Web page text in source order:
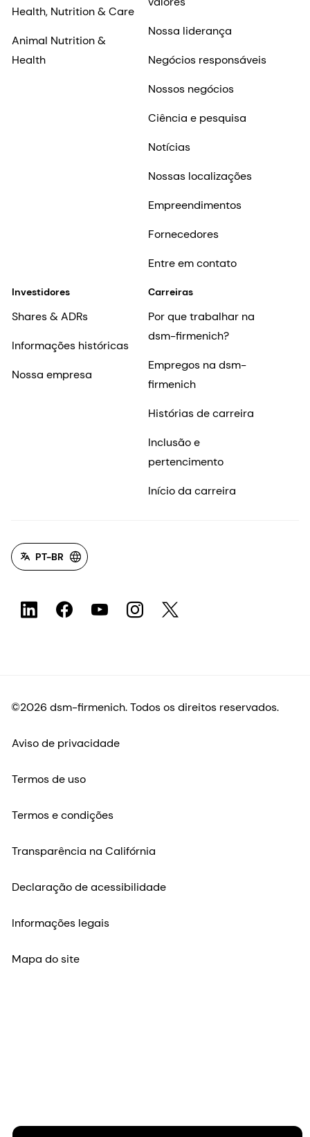
Health, Nutrition & Care
Animal Nutrition &
Health
Nossa liderança
Negócios responsáveis
Nossos negócios
Ciência e pesquisa
Notícias
Nossas localizações
Empreendimentos
Fornecedores
Entre em contato
Investidores
Shares & ADRs
Informações históricas
Nossa empresa
Carreiras
Por que trabalhar na
dsm-firmenich?
Empregos na dsm-
firmenich
Histórias de carreira
Inclusão e
pertencimento
Início da carreira
PT-BR
©2026 dsm-firmenich. Todos os direitos reservados.
Aviso de privacidade
Termos de uso
Termos e condições
Transparência na Califórnia
Declaração de acessibilidade
Informações legais
Mapa do site